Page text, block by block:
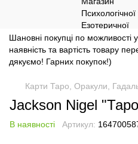
Шановні покупці по можливості
наявність та вартість товару
дякуємо! Гарних покупок!)
Карти Таро, Оракули,
Jackson Nigel
В наявності Артикул: